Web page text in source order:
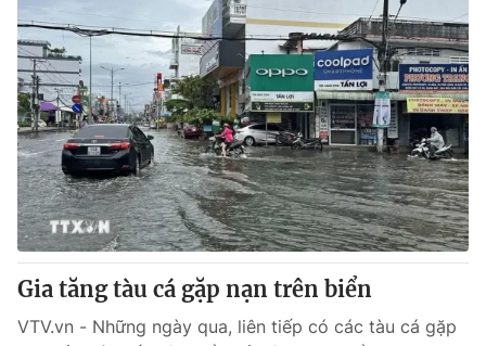
Gia tăng tàu cá gặp nạn trên biển
VTV.vn - Những ngày qua, liên tiếp có các tàu cá gặp